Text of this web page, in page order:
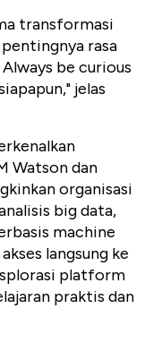
transformasi
rasa
be curious
jelas
Watson dan
organisasi
big data,
machine
langsung ke
platform
praktis dan